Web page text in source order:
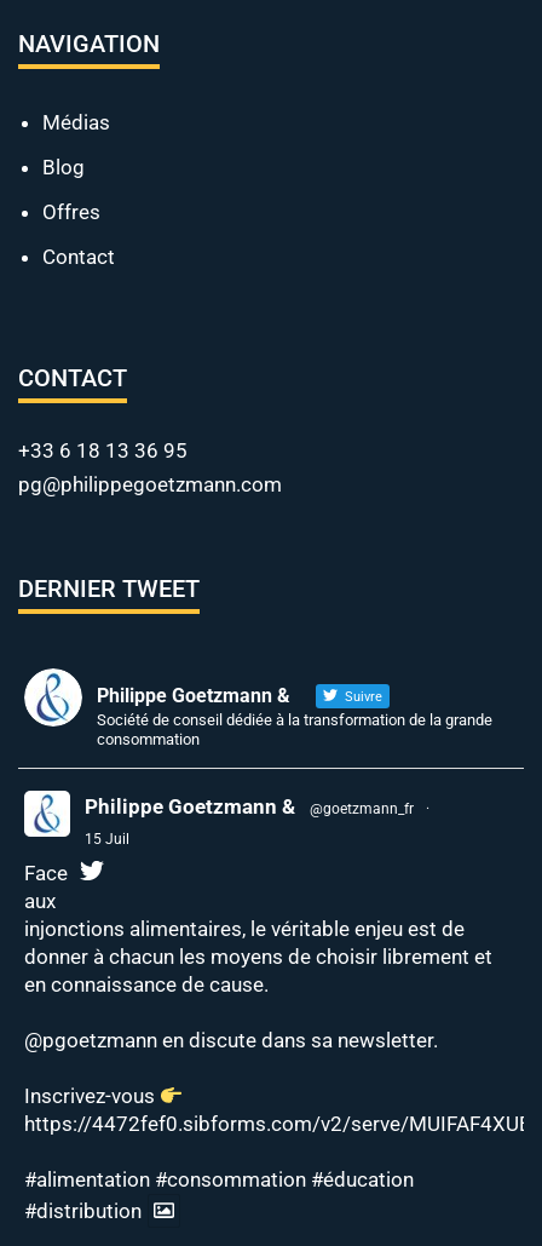
NAVIGATION
Médias
Blog
Offres
Contact
CONTACT
+33 6 18 13 36 95
pg@philippegoetzmann.com
DERNIER TWEET
Philippe Goetzmann & Suivre
Société de conseil dédiée à la transformation de la grande
consommation
Philippe Goetzmann & @goetzmann_fr
·
15 Juil
Face
aux
injonctions alimentaires, le véritable enjeu est de
donner à chacun les moyens de choisir librement et
en connaissance de cause.
@pgoetzmann en discute dans sa newsletter.
Inscrivez-vous
https://4472fef0.sibforms.com/v2/serve/
#alimentation #consommation #éducation
#distribution